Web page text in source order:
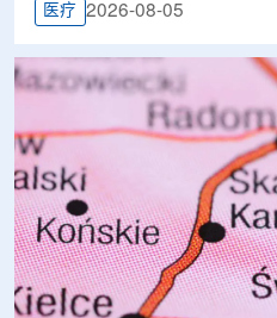
医疗 2026-08-05